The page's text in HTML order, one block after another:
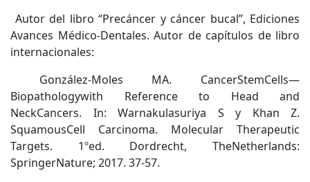
Autor del libro “Precáncer y cáncer bucal”, Ediciones
Avances Médico-Dentales. Autor de capítulos de libro
internacionales:
González-Moles MA. CancerStemCells—
Biopathologywith Reference to Head and
NeckCancers. In: Warnakulasuriya S y Khan Z.
SquamousCell Carcinoma. Molecular Therapeutic
Targets. 1ºed. Dordrecht, TheNetherlands:
SpringerNature; 2017. 37-57.